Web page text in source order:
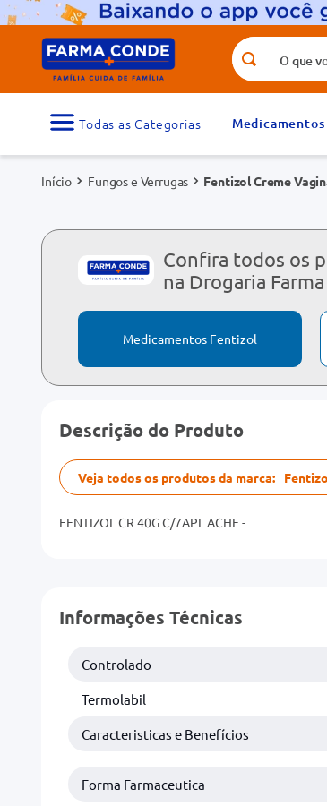
O que você busca? (Ex.:
Medicamentos
Fungos e Verrugas Fentizol Creme
Confira todos os
na Drogaria
Medicamentos Fentizol
Descrição do Produto
Veja todos os produtos da marca:
FENTIZOL CR 40G C/7APL ACHE -
Informações Técnicas
Controlado
Termolabil
Caracteristicas e Benefícios
Forma Farmaceutica
Termos mais buscados
1
medicamento
5 º dipirona